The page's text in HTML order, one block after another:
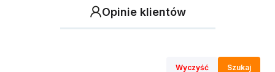
Opinie klientów
Wyczyść Szukaj